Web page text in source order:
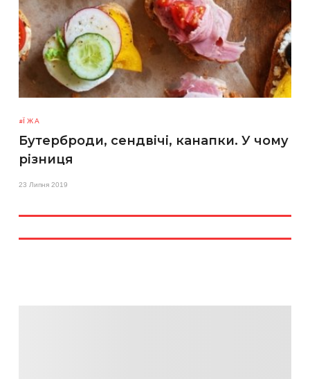
ЇЖА
Бутерброди, сендвічі, канапки. У чому
різниця
23 Липня 2019